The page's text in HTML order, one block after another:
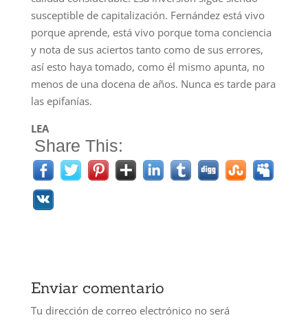
susceptible de capitalización. Fernández está vivo
porque aprende, está vivo porque toma conciencia
y nota de sus aciertos tanto como de sus errores,
así esto haya tomado, como él mismo apunta, no
menos de una docena de años. Nunca es tarde para
las epifanías.
LEA
Share This:
Enviar comentario
Tu dirección de correo electrónico no será